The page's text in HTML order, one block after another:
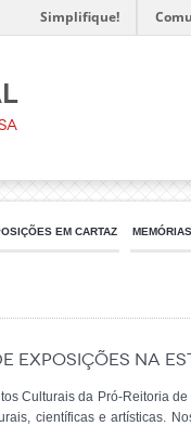
Simplifique!
EM CARTAZ
Exposições na
Culturais da Pró-Reitoria
científicas e artísticas.